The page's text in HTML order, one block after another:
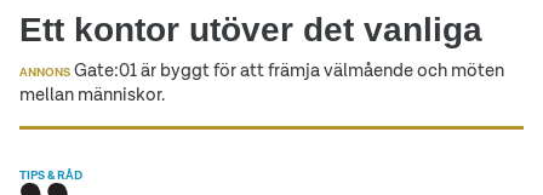
Ett kontor utöver det vanliga
ANNONS Gate:01 är byggt för att främja välmående och möten
mellan människor.
TIPS & RÅD